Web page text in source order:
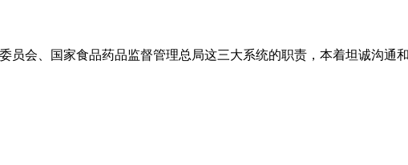
员会、国家食品药品监督管理总局这三大系统的职责，本着坦诚沟通